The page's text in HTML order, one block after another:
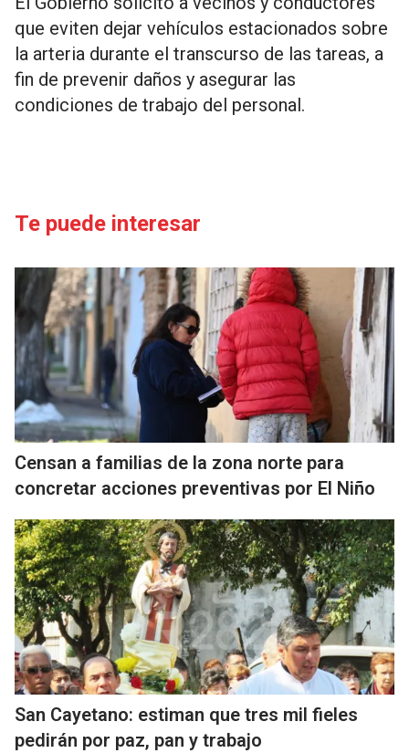
que eviten dejar vehículos estacionados sobre
la arteria durante el transcurso de las tareas, a
fin de prevenir daños y asegurar las
condiciones de trabajo del personal.
Te puede interesar
Censan a familias de la zona norte para
concretar acciones preventivas por El Niño
San Cayetano: estiman que tres mil fieles
pedirán por paz, pan y trabajo